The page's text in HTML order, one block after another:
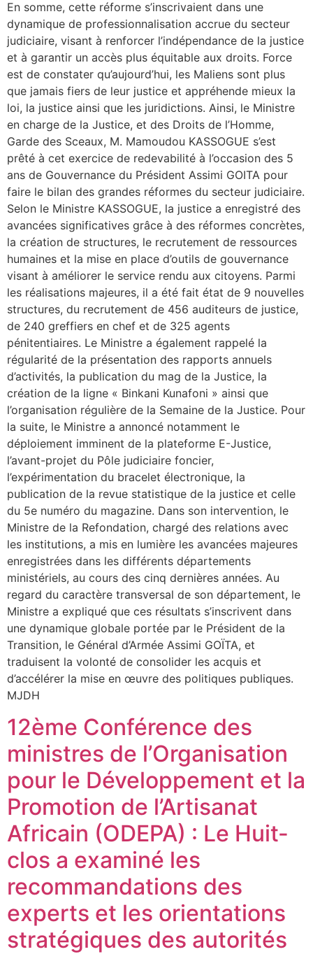
En somme, cette réforme s’inscrivaient dans une
dynamique de professionnalisation accrue du secteur
judiciaire, visant à renforcer l’indépendance de la justice
et à garantir un accès plus équitable aux droits. Force
est de constater qu’aujourd’hui, les Maliens sont plus
que jamais fiers de leur justice et appréhende mieux la
loi, la justice ainsi que les juridictions. Ainsi, le Ministre
en charge de la Justice, et des Droits de l’Homme,
Garde des Sceaux, M. Mamoudou KASSOGUE s’est
prêté à cet exercice de redevabilité à l’occasion des 5
ans de Gouvernance du Président Assimi GOITA pour
faire le bilan des grandes réformes du secteur judiciaire.
Selon le Ministre KASSOGUE, la justice a enregistré des
avancées significatives grâce à des réformes concrètes,
la création de structures, le recrutement de ressources
humaines et la mise en place d’outils de gouvernance
visant à améliorer le service rendu aux citoyens. Parmi
les réalisations majeures, il a été fait état de 9 nouvelles
structures, du recrutement de 456 auditeurs de justice,
de 240 greffiers en chef et de 325 agents
pénitentiaires. Le Ministre a également rappelé la
régularité de la présentation des rapports annuels
d’activités, la publication du mag de la Justice, la
création de la ligne « Binkani Kunafoni » ainsi que
l’organisation régulière de la Semaine de la Justice. Pour
la suite, le Ministre a annoncé notamment le
déploiement imminent de la plateforme E-Justice,
l’avant-projet du Pôle judiciaire foncier,
l’expérimentation du bracelet électronique, la
publication de la revue statistique de la justice et celle
du 5e numéro du magazine. Dans son intervention, le
Ministre de la Refondation, chargé des relations avec
les institutions, a mis en lumière les avancées majeures
enregistrées dans les différents départements
ministériels, au cours des cinq dernières années. Au
regard du caractère transversal de son département, le
Ministre a expliqué que ces résultats s’inscrivent dans
une dynamique globale portée par le Président de la
Transition, le Général d’Armée Assimi GOÏTA, et
traduisent la volonté de consolider les acquis et
d’accélérer la mise en œuvre des politiques publiques.
MJDH
12ème Conférence des
ministres de l’Organisation
pour le Développement et la
Promotion de l’Artisanat
Africain (ODEPA) : Le Huit-
clos a examiné les
recommandations des
experts et les orientations
stratégiques des autorités